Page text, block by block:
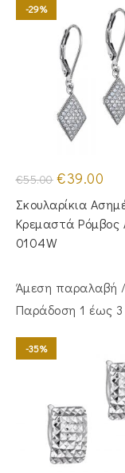
-29%
€55.00 Original
price
was:
€55.00.
€39.00
τιμή
Σκουλαρίκια
Κρεμαστά Ρόμβος
0104W
Άμεση παραλαβή /
Παράδoση 1 έως 3
-35%